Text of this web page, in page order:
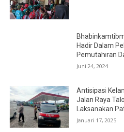
Hadir Dalam
Pemutahiran
Juni 24, 2024
Antisipasi
Jalan Raya
Laksanakan
Januari 17, 2025